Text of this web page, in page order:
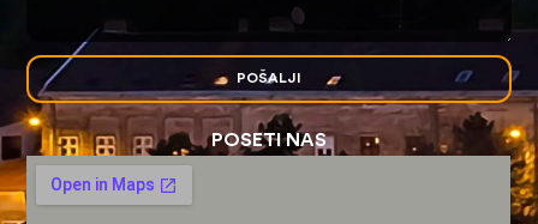
POŠALJI
POSETI NAS